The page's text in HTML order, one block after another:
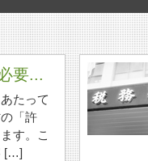
要...
たって
「許
す。こ
[…]